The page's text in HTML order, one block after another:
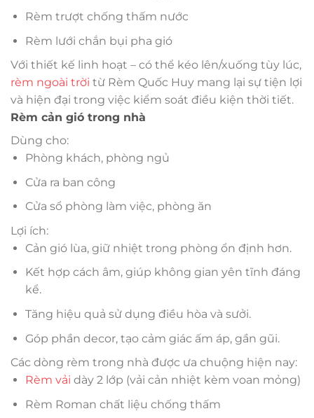
Rèm trượt chống thấm nước
Rèm lưới chắn bụi pha gió
Với thiết kế linh hoạt – có thể kéo lên/xuống tùy lúc,
rèm ngoài trời từ Rèm Quốc Huy mang lại sự tiện lợi
và hiện đại trong việc kiểm soát điều kiện thời tiết.
Rèm cản gió trong nhà
Dùng cho:
Phòng khách, phòng ngủ
Cửa ra ban công
Cửa sổ phòng làm việc, phòng ăn
Lợi ích:
Cản gió lùa, giữ nhiệt trong phòng ổn định hơn.
Kết hợp cách âm, giúp không gian yên tĩnh đáng
kể.
Tăng hiệu quả sử dụng điều hòa và sưởi.
Góp phần decor, tạo cảm giác ấm áp, gần gũi.
Các dòng rèm trong nhà được ưa chuộng hiện nay:
Rèm vải dày 2 lớp (vải cản nhiệt kèm voan mỏng)
Rèm Roman chất liệu chống thấm